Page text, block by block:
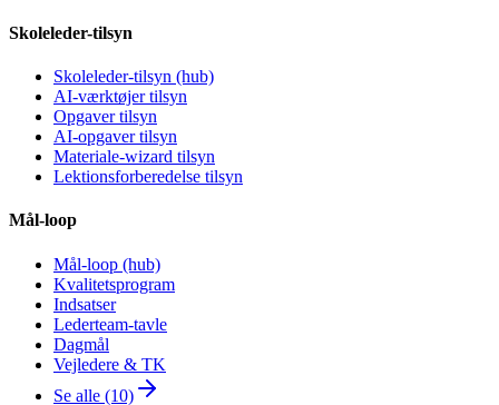
Skoleleder-tilsyn
Skoleleder-tilsyn (hub)
AI-værktøjer tilsyn
Opgaver tilsyn
AI-opgaver tilsyn
Materiale-wizard tilsyn
Lektionsforberedelse tilsyn
Mål-loop
Mål-loop (hub)
Kvalitetsprogram
Indsatser
Lederteam-tavle
Dagmål
Vejledere & TK
Se alle (10)